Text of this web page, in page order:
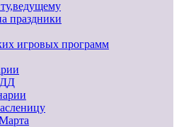
праздники
игровых программ